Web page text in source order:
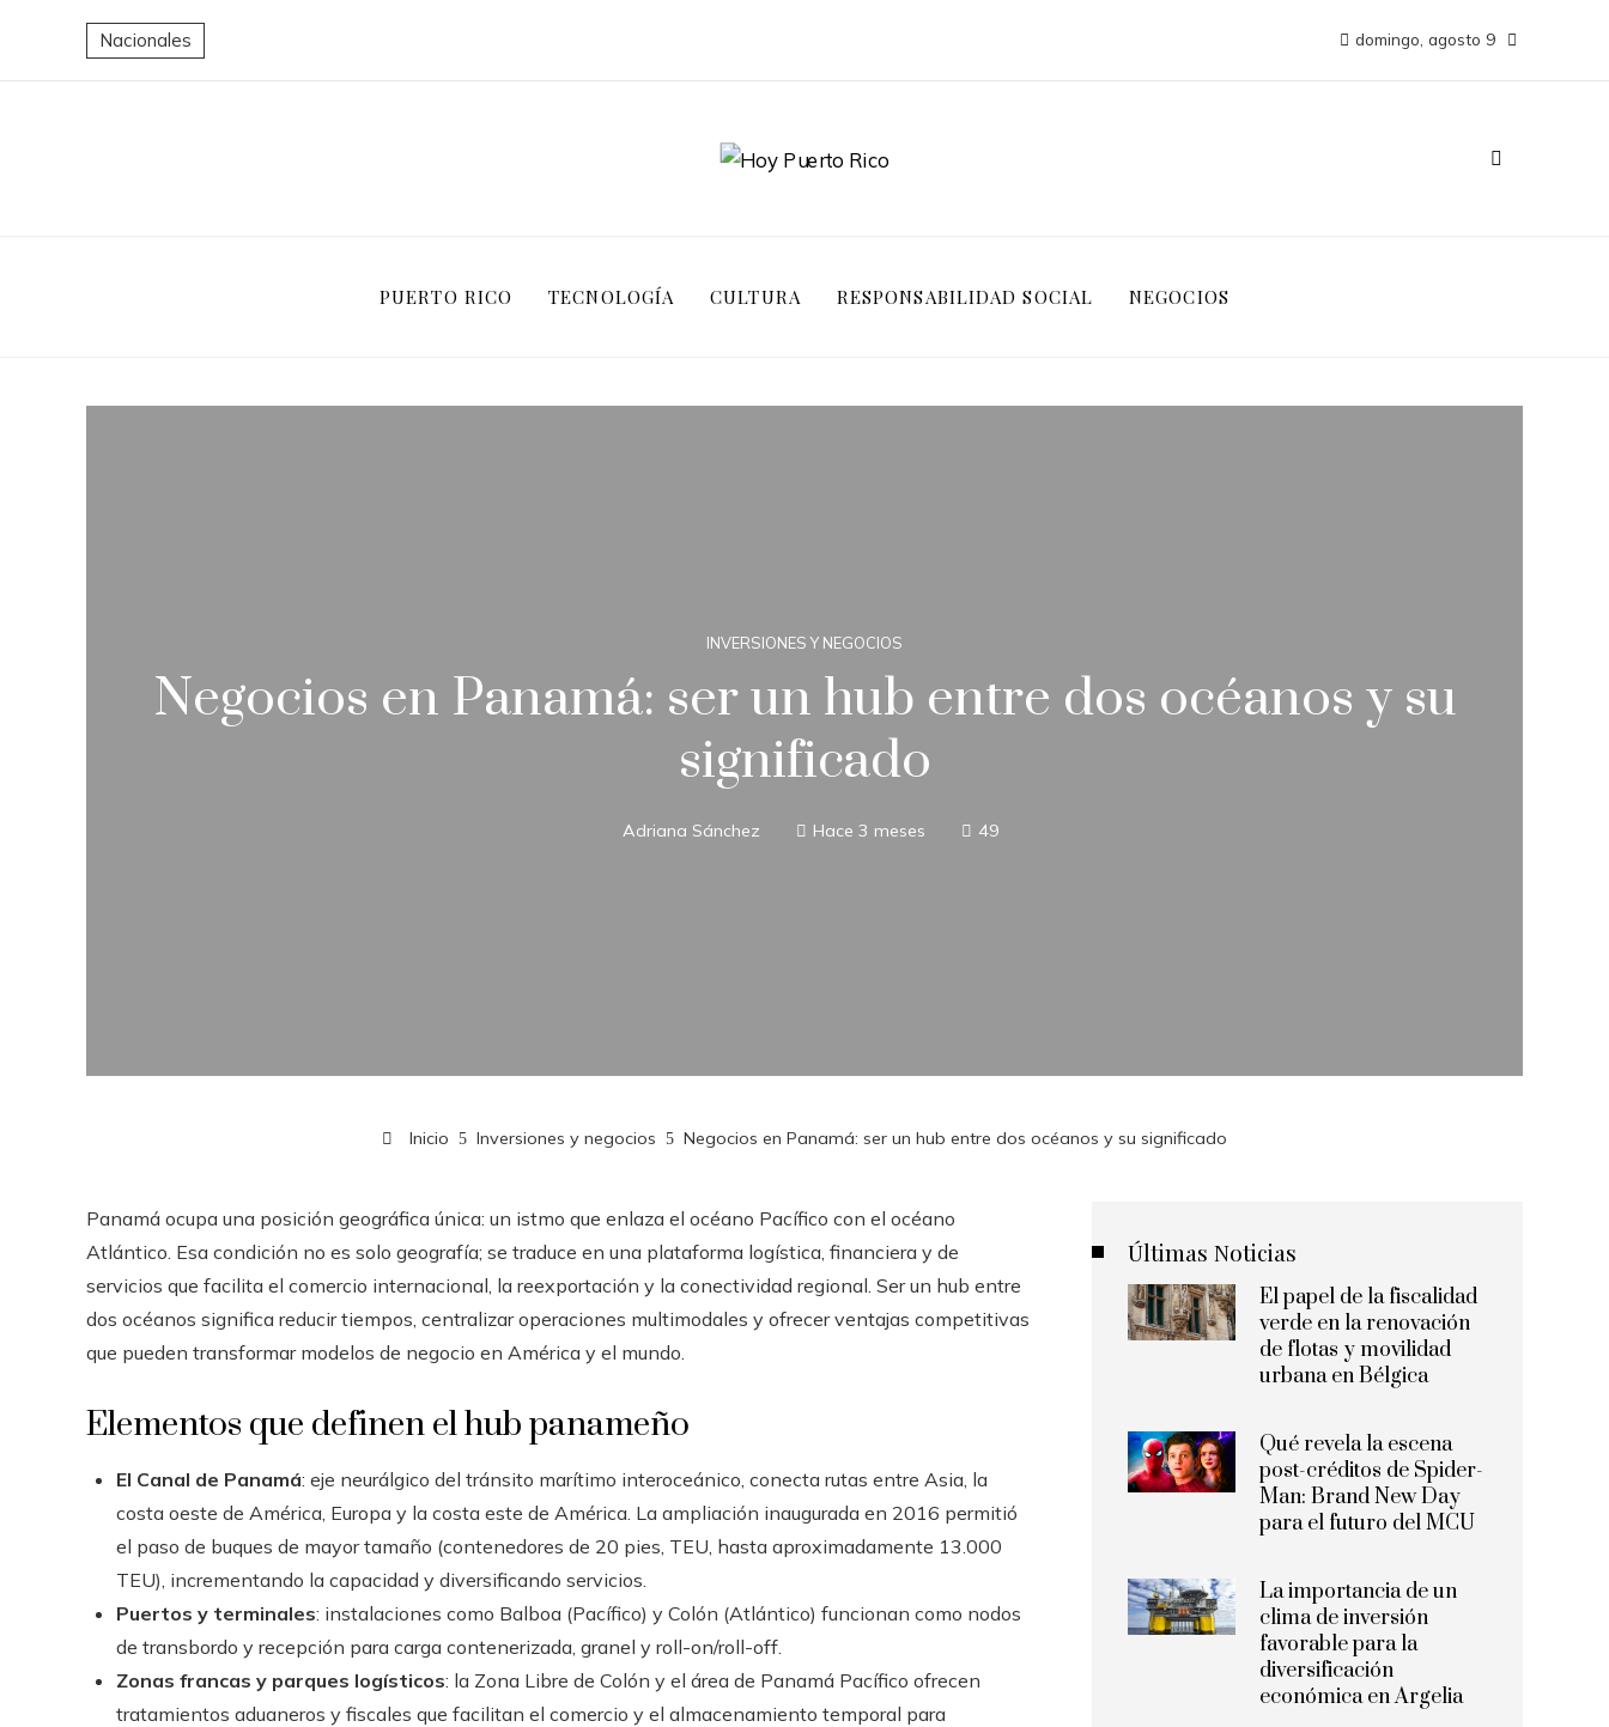
Nacionales domingo, agosto 9
PUERTO RICO TECNOLOGÍA CULTURA RESPONSABILIDAD SOCIAL NEGOCIOS
INVERSIONES Y NEGOCIOS
Negocios en Panamá: ser un hub entre dos océanos y su
significado
Adriana Sánchez Hace 3 meses 49
Inicio Inversiones y negocios Negocios en Panamá: ser un hub entre dos océanos y su significado
Panamá ocupa una posición geográfica única: un istmo que enlaza el océano Pacífico con el océano
Atlántico. Esa condición no es solo geografía; se traduce en una plataforma logística, financiera y de
servicios que facilita el comercio internacional, la reexportación y la conectividad regional. Ser un hub entre
dos océanos significa reducir tiempos, centralizar operaciones multimodales y ofrecer ventajas competitivas
que pueden transformar modelos de negocio en América y el mundo.
Elementos que definen el hub panameño
El Canal de Panamá: eje neurálgico del tránsito marítimo interoceánico, conecta rutas entre Asia, la
costa oeste de América, Europa y la costa este de América. La ampliación inaugurada en 2016 permitió
el paso de buques de mayor tamaño (contenedores de 20 pies, TEU, hasta aproximadamente 13.000
TEU), incrementando la capacidad y diversificando servicios.
Puertos y terminales: instalaciones como Balboa (Pacífico) y Colón (Atlántico) funcionan como nodos
de transbordo y recepción para carga contenerizada, granel y roll-on/roll-off.
Zonas francas y parques logísticos: la Zona Libre de Colón y el área de Panamá Pacífico ofrecen
tratamientos aduaneros y fiscales que facilitan el comercio y el almacenamiento temporal para
Últimas Noticias
El papel de la fiscalidad
verde en la renovación
de flotas y movilidad
urbana en Bélgica
Qué revela la escena
post-créditos de Spider-
Man: Brand New Day
para el futuro del MCU
La importancia de un
clima de inversión
favorable para la
diversificación
económica en Argelia